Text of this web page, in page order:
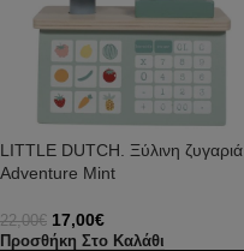
LITTLE DUTCH. Ξύλινη ζυγαριά
Adventure Mint
22,00€ 17,00€
Προσθήκη Στο Καλάθι